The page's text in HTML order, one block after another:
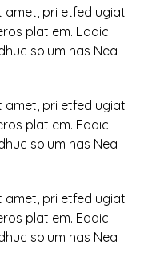
amet, pri etfed ugiat
plat em. Eadic
solum has Nea
amet, pri etfed ugiat
plat em. Eadic
solum has Nea
amet, pri etfed ugiat
plat em. Eadic
solum has Nea